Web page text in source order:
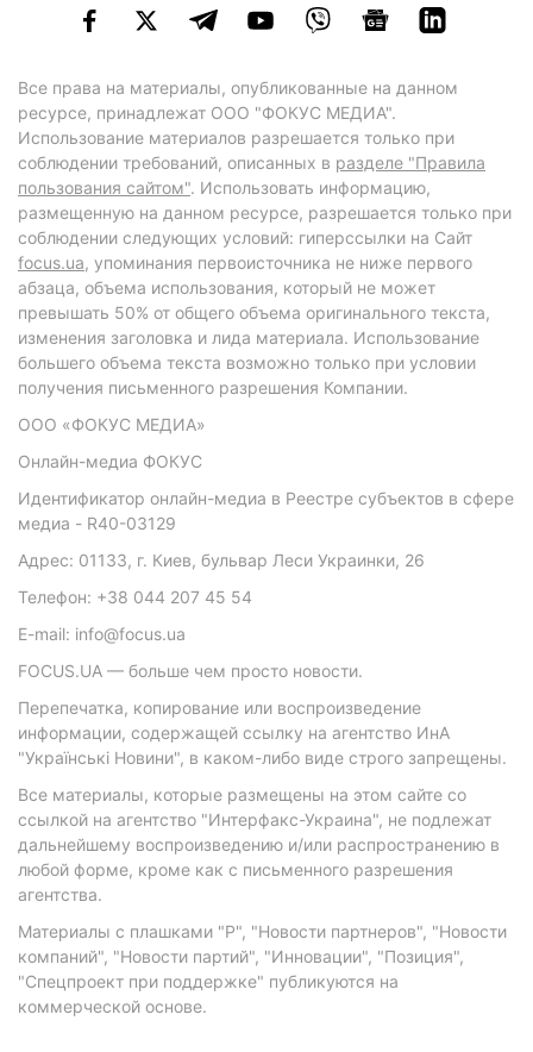
Все права на материалы, опубликованные на данном
ресурсе, принадлежат ООО "ФОКУС МЕДИА".
Использование материалов разрешается только при
соблюдении требований, описанных в разделе "Правила
пользования сайтом". Использовать информацию,
размещенную на данном ресурсе, разрешается только при
соблюдении следующих условий: гиперссылки на Сайт
focus.ua, упоминания первоисточника не ниже первого
абзаца, объема использования, который не может
превышать 50% от общего объема оригинального текста,
изменения заголовка и лида материала. Использование
большего объема текста возможно только при условии
получения письменного разрешения Компании.
ООО «ФОКУС МЕДИА»
Онлайн-медиа ФОКУС
Идентификатор онлайн-медиа в Реестре субъектов в сфере
медиа - R40-03129
Адрес: 01133, г. Киев, бульвар Леси Украинки, 26
Телефон: +38 044 207 45 54
E-mail: info@focus.ua
FOCUS.UA — больше чем просто новости.
Перепечатка, копирование или воспроизведение
информации, содержащей ссылку на агентство ИнА
"Українські Новини", в каком-либо виде строго запрещены.
Все материалы, которые размещены на этом сайте со
ссылкой на агентство "Интерфакс-Украина", не подлежат
дальнейшему воспроизведению и/или распространению в
любой форме, кроме как с письменного разрешения
агентства.
Материалы с плашками "Р", "Новости партнеров", "Новости
компаний", "Новости партий", "Инновации", "Позиция",
"Спецпроект при поддержке" публикуются на
коммерческой основе.